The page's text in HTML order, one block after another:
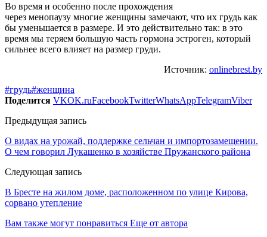
Во время и особенно после прохождения
через менопаузу многие женщины замечают, что их грудь как
бы уменьшается в размере. И это действительно так: в это
время мы теряем большую часть гормона эстроген, который
сильнее всего влияет на размер груди.
Источник: onlinebrest.by
#грудь#женщина
Поделится VKOK.ruFacebookTwitterWhatsAppTelegramViber
Предыдущая запись
О видах на урожай, поддержке сельчан и импортозамещении.
О чем говорил Лукашенко в хозяйстве Пружанского района
Следующая запись
В Бресте на жилом доме, расположенном по улице Кирова,
сорвано утепление
Вам также могут понравиться Еще от автора